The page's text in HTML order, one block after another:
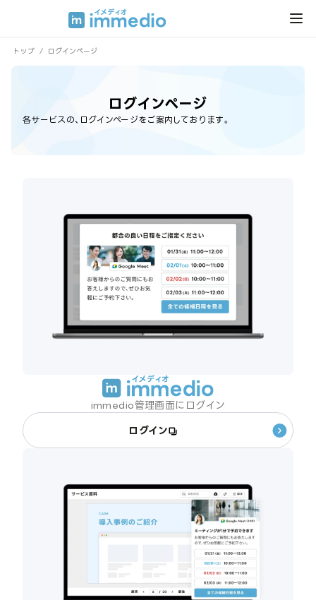
トップ / ログインページ
ログインページ
各サービスの、ログインページをご案内しております。
immedio管理画面にログイン
ログイン